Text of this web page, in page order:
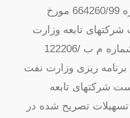
ضمن لغو مفاد بخشنامه شماره 99‏/664260 مورخ
شرکتهای تابعه وزارت
نفت، به پیوست تصویر نامه شماره م ب ‏/122206
محترم برنامه ریزی وزارت نفت
شرکتهای تابعه
تصریح شده در